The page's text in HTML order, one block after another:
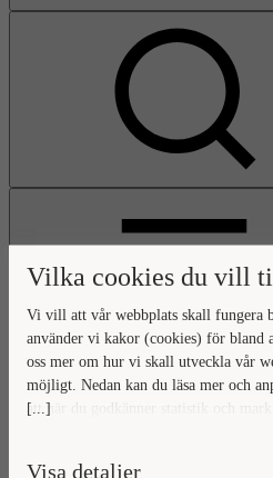
Vilka cookies du vill
[...]
Vi vill att vår webbplats skall fungera
använder vi kakor (cookies) för bland
oss mer om hur vi skall utveckla vår
möjligt. Nedan kan du läsa mer och
att när du godkänner statistik och
Visa detaljer
Öppna
huvudmeny
GåStäng
huvudmeny